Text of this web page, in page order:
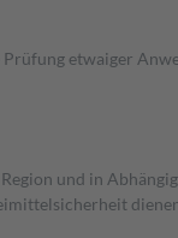
etwaiger
und in